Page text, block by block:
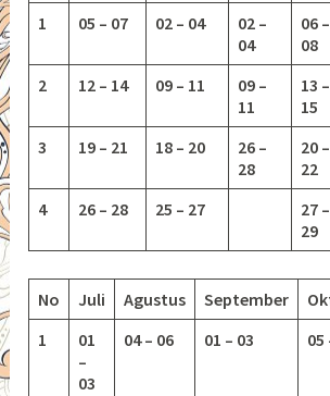
1
05 – 07 02 – 04
02 –
04
06 –
08
2
12 – 14 09 – 11
09 –
11
13 –
15
3
19 – 21 18 – 20
26 –
28
20 –
22
4
26 – 28 25 – 27
27 –
29
No Juli Agustus September
1
01
–
03
04 – 06 01 – 03 05